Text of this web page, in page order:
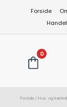
Forside
0
Forside / Hus- og